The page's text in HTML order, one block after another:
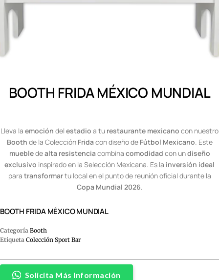
BOOTH FRIDA MÉXICO MUNDIAL
Lleva la emoción del estadio a tu restaurante mexicano con nuestro
Booth de la Colección Frida con diseño de Fútbol Mexicano. Este
muebledealta resistencia combina comodidad con undiseño
exclusivo inspirado en la Selección Mexicana. Es la inversión ideal
para transformartu local en el punto de reunión oficial durante la
Copa Mundial 2026.
BOOTH FRIDA MÉXICO MUNDIAL
Categoría Booth
Etiqueta Colección Sport Bar
Solicita Más Información